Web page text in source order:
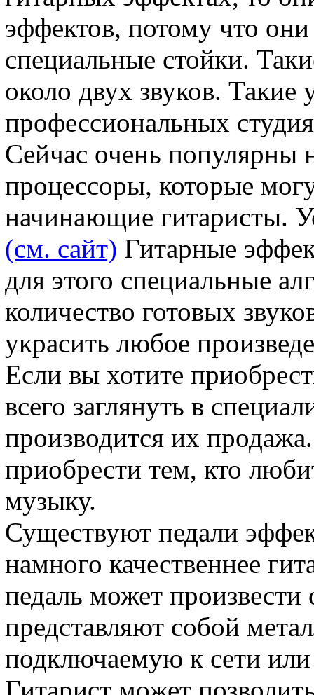
эффектов, потому что
специальные стойки.
около двух звуков. Такие
профессиональных
Сейчас очень популярны
процессоры, которые
начинающие гитаристы.
(см. сайт) Гитарные
для этого специальные
количество готовых
украсить любое
Если вы хотите
всего заглянуть в
производится их
приобрести тем, кто
музыку.
Существуют педали
намного качественнее
педаль может
представляют собой
подключаемую к сети